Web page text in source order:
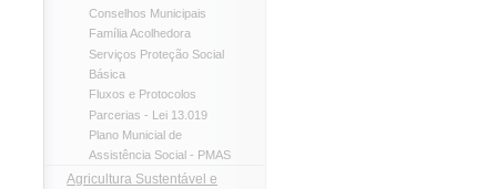
Conselhos Municipais
Família Acolhedora
Serviços Proteção Social
Básica
Fluxos e Protocolos
Parcerias - Lei 13.019
Plano Municial de
Assistência Social - PMAS
Agricultura Sustentável e